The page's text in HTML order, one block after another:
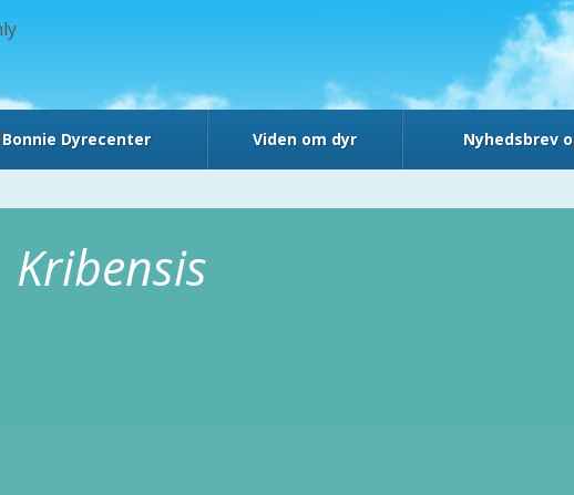
Dyrecenter Viden om dyr Nyhedsbrev
Kribensis